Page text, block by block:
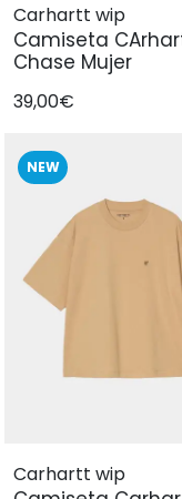
Carhartt wip
Camiseta
Chase Mujer
39,00€
NEW
Carhartt wip